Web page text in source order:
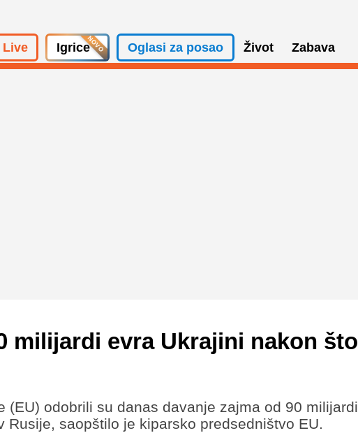
Live Igrice Oglasi za posao Život Zabava
milijardi evra Ukrajini nakon što
odobrili su danas davanje zajma od 90 milijardi
saopštilo je kiparsko predsedništvo EU.